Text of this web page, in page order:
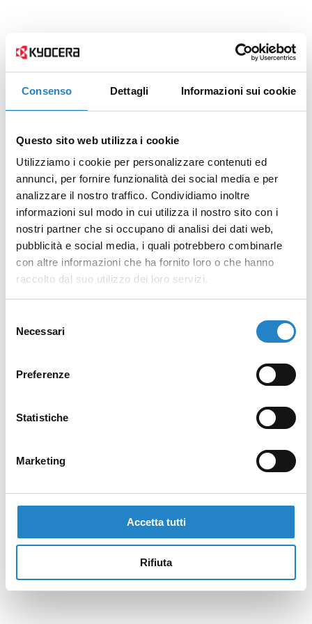
Consenso Dettagli Informazioni sui cookie
Questo sito web utilizza i cookie
Utilizziamo i cookie per personalizzare contenuti ed
annunci, per fornire funzionalità dei social media e per
analizzare il nostro traffico. Condividiamo inoltre
informazioni sul modo in cui utilizza il nostro sito con i
nostri partner che si occupano di analisi dei dati web,
pubblicità e social media, i quali potrebbero combinarle
con altre informazioni che ha fornito loro o che hanno
raccolto dal suo utilizzo dei loro servizi.
delNecessari
Preferenze
Statistiche
Marketing
Accetta tutti
Rifiuta